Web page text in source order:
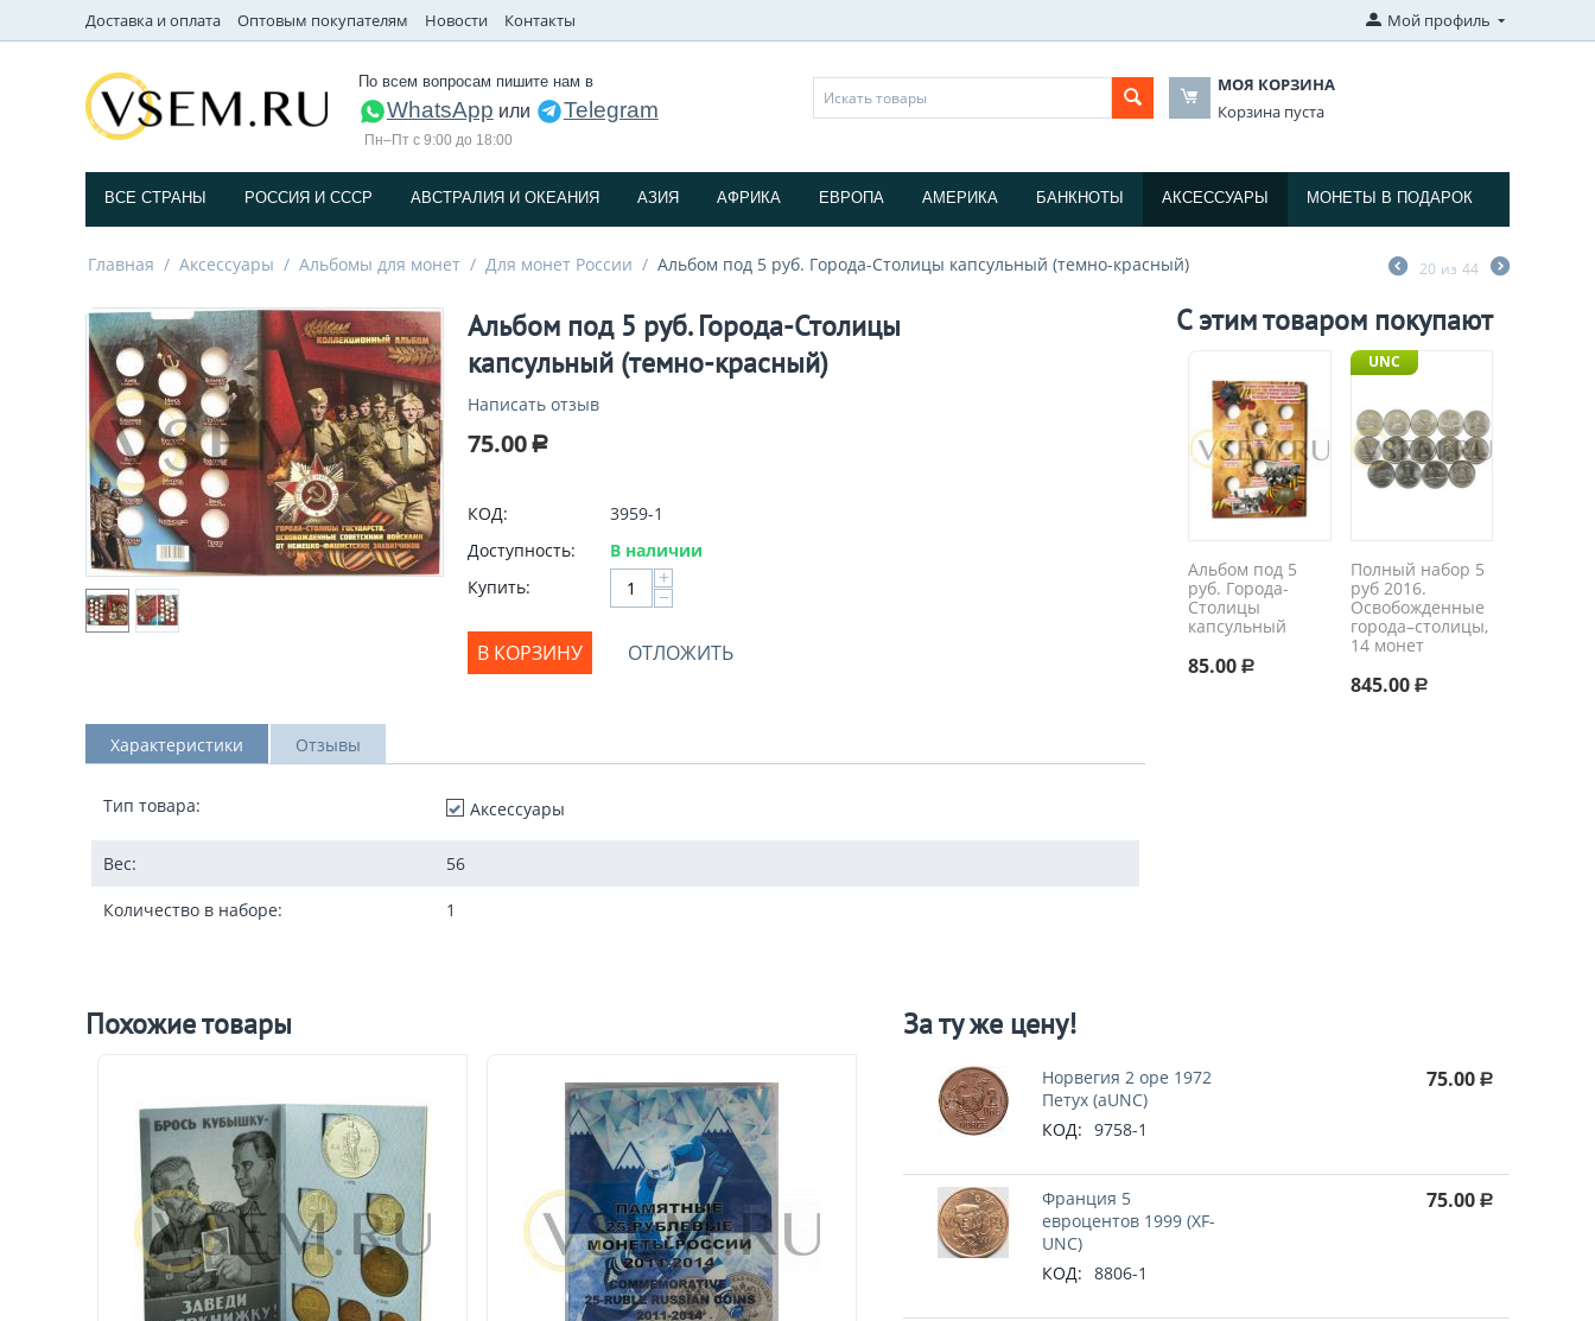
Доставка и оплата Оптовым покупателям Новости Контакты Мой профиль
По всем вопросам пишите нам в
WhatsApp или Telegram
Пн–Пт с 9:00 до 18:00
МОЯ КОРЗИНА
Корзина пуста
ВСЕ СТРАНЫ РОССИЯ И СССP АВСТРАЛИЯ И ОКЕАНИЯ АЗИЯ АФРИКА ЕВРОПА АМЕРИКА БАНКНОТЫ АКСЕССУАРЫ МОНЕТЫ В ПОДАРОК
Главная / Аксессуары / Альбомы для монет / Для монет России / Альбом под 5 руб. Города-Столицы капсульный (темно-красный) 20 из 44
Альбом под 5 руб. Города-Столицы
капсульный (темно-красный)
Написать отзыв
75.00 Р
КОД:
3959-1
Доступность:
В наличии
Купить:
+
−
В КОРЗИНУ ОТЛОЖИТЬ
Характеристики Отзывы
Тип товара: Аксессуары
Вес: 56
Количество в наборе: 1
С этим товаром покупают
Альбом под 5
руб. Города-
Столицы
капсульный
85.00 Р
UNC
Полный набор 5
руб 2016.
Освобожденные
города–столицы,
14 монет
845.00 Р
Похожие товары За ту же цену!
Норвегия 2 оре 1972
Петух (aUNC)
КОД: 9758-1
75.00 Р
Франция 5
евроцентов 1999 (XF-
UNC)
КОД: 8806-1
75.00 Р